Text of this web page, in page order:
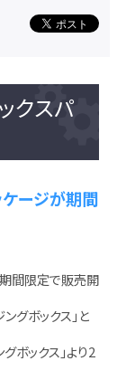
クスパ
ケージが期間
間限定で販売開
グボックス」と
ボックス」より2